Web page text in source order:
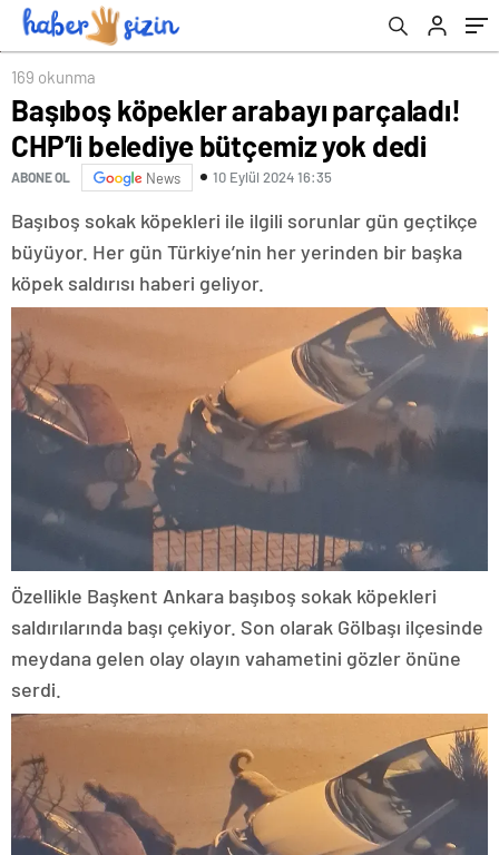
169 okunma
Başıboş köpekler arabayı parçaladı!
CHP’li belediye bütçemiz yok dedi
ABONE OL News 10 Eylül 2024 16:35
Başıboş sokak köpekleri ile ilgili sorunlar gün geçtikçe
büyüyor. Her gün Türkiye’nin her yerinden bir başka
köpek saldırısı haberi geliyor.
Özellikle Başkent Ankara başıboş sokak köpekleri
saldırılarında başı çekiyor. Son olarak Gölbaşı ilçesinde
meydana gelen olay olayın vahametini gözler önüne
serdi.